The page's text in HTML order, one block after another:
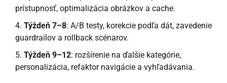
prístupnosť, optimalizácia obrázkov a cache.
Týždeň 7–8: A/B testy, korekcie podľa dát, zavedenie
guardrailov a rollback scénarov.
Týždeň 9–12: rozšírenie na ďalšie kategórie,
personalizácia, refaktor navigácie a vyhľadávania.